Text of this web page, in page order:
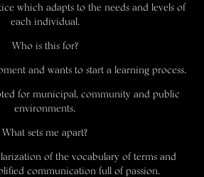
which adapts to the needs and levels of
each individual.
Who is this for?
and wants to start a learning process.
for municipal, community and public
environments.
What sets me apart?
of the vocabulary of terms and
communication full of passion.